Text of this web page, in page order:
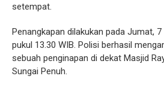
setempat.
Penangkapan dilakukan pada Jumat,
pukul 13.30 WIB. Polisi berhasil
sebuah penginapan di dekat Masjid
Sungai Penuh.